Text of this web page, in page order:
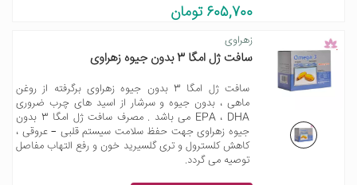
605,700 تومان
زهراوی
سافت ژل امگا 3 بدون جیوه زهراوی
سافت ژل امگا 3 بدون جیوه زهراوی برگرفته از روغن
ماهی ، بدون جیوه و سرشار از اسید های چرب ضروری
EPA ، DHA می باشد . مصرف سافت ژل امگا 3 بدون
جیوه زهراوی جهت حفظ سلامت سیستم قلبی – عروقی ،
کاهش کلسترول و تری گلسیرید خون و رفع التهاب مفاصل
توصیه می گردد.